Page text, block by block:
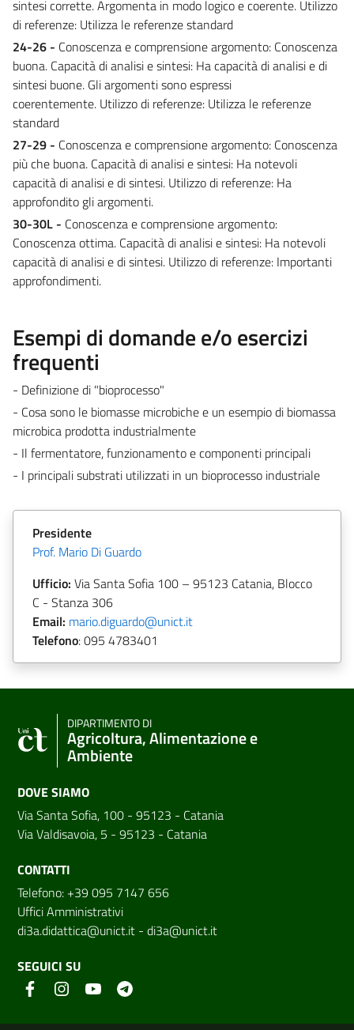
sintesi corrette. Argomenta in modo logico e coerente. Utilizzo
di referenze: Utilizza le referenze standard
24-26 - Conoscenza e comprensione argomento: Conoscenza
buona. Capacità di analisi e sintesi: Ha capacità di analisi e di
sintesi buone. Gli argomenti sono espressi
coerentemente. Utilizzo di referenze: Utilizza le referenze
standard
27-29 - Conoscenza e comprensione argomento: Conoscenza
più che buona. Capacità di analisi e sintesi: Ha notevoli
capacità di analisi e di sintesi. Utilizzo di referenze: Ha
approfondito gli argomenti.
30-30L - Conoscenza e comprensione argomento:
Conoscenza ottima. Capacità di analisi e sintesi: Ha notevoli
capacità di analisi e di sintesi. Utilizzo di referenze: Importanti
approfondimenti.
Esempi di domande e/o esercizi
frequenti
- Definizione di "bioprocesso"
- Cosa sono le biomasse microbiche e un esempio di biomassa
microbica prodotta industrialmente
- Il fermentatore, funzionamento e componenti principali
- I principali substrati utilizzati in un bioprocesso industriale
Presidente
Prof. Mario Di Guardo
Ufficio: Via Santa Sofia 100 – 95123 Catania, Blocco
C - Stanza 306
Email: mario.diguardo@unict.it
Telefono:095 4783401
DIPARTIMENTO DI
Agricoltura, Alimentazione e
Ambiente
DOVE SIAMO
Via Santa Sofia, 100 - 95123 - Catania
Via Valdisavoia, 5 - 95123 - Catania
CONTATTI
Telefono: +39 095 7147 656
Uffici Amministrativi
di3a.didattica@unict.it - di3a@unict.it
SEGUICI SU